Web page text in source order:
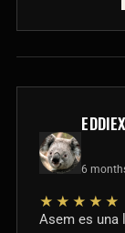
6
★★★★★
Asem es una